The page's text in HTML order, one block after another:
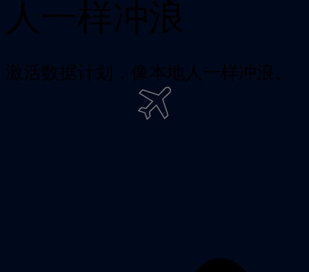
人一样冲浪
激活数据计划，像本地人一样冲浪。